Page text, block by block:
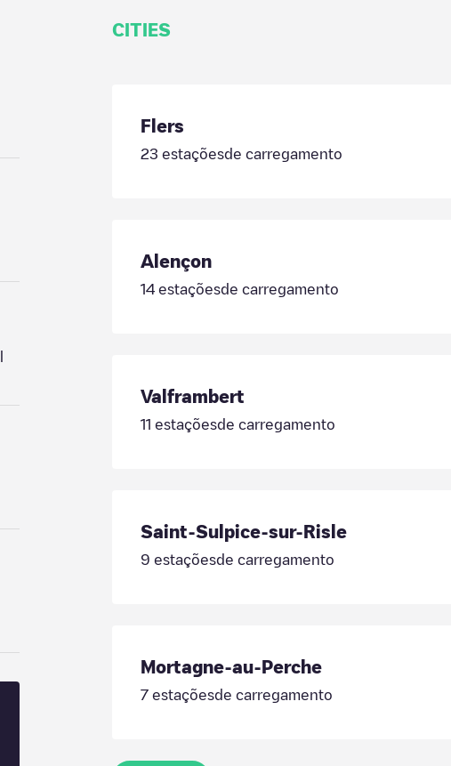
CITIES
Flers
23 estaçõesde carregamento
Alençon
14estaçõesde carregamento
Valframbert
11 estaçõesde carregamento
Saint-Sulpice-sur-Risle
9 estaçõesde carregamento
Mortagne-au-Perche
7estaçõesde carregamento